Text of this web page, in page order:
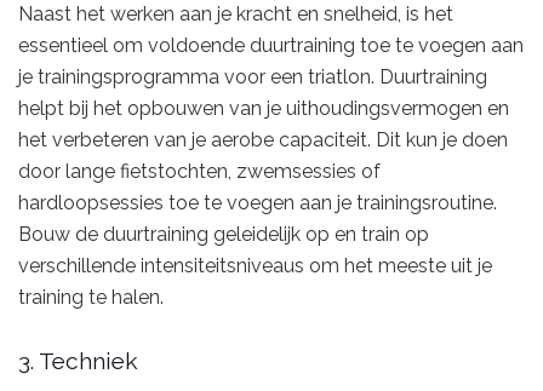
Naast het werken aan je kracht en snelheid, is het
essentieel om voldoende duurtraining toe te voegen aan
je trainingsprogramma voor een triatlon. Duurtraining
helpt bij het opbouwen van je uithoudingsvermogen en
het verbeteren van je aerobe capaciteit. Dit kun je doen
door lange fietstochten, zwemsessies of
hardloopsessies toe te voegen aan je trainingsroutine.
Bouw de duurtraining geleidelijk op en train op
verschillende intensiteitsniveaus om het meeste uit je
training te halen.
3. Techniek